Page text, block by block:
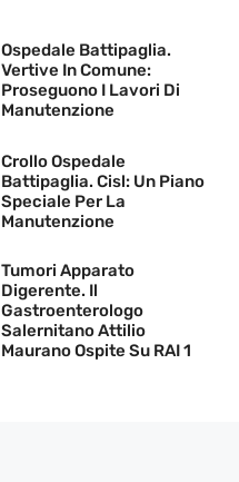
Ospedale Battipaglia.
Vertive In Comune:
Proseguono I Lavori Di
Manutenzione
Crollo Ospedale
Battipaglia. Cisl: Un Piano
Speciale Per La
Manutenzione
Tumori Apparato
Digerente. Il
Gastroenterologo
Salernitano Attilio
Maurano Ospite Su RAI 1